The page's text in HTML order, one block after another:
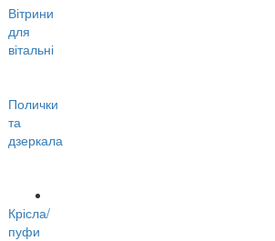
Вітрини
для
вітальні
Полички
та
дзеркала
Крісла/
пуфи